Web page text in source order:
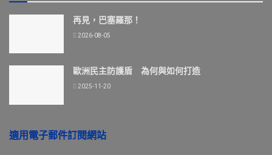
再見，巴塞羅那！
2026-08-05
歐洲民主防護盾 為何與如何打造
2025-11-20
適用電子郵件訂閱網站